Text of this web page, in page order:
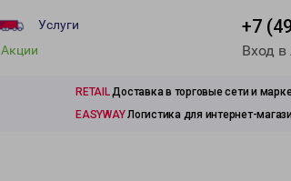
Услуги
Акции
+7
Вход
RETAILДоставка в торговые сети и
EASYWAYЛогистика для интернет-